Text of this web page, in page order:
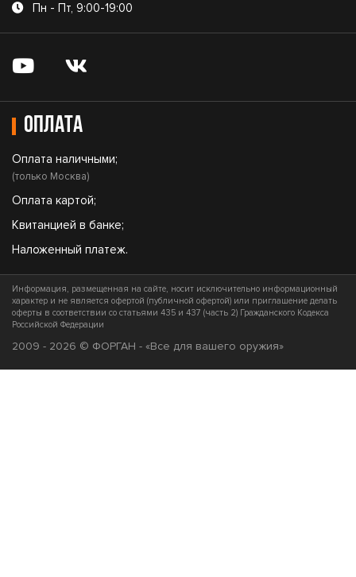
Пн - Пт, 9:00-19:00
Оплата
Оплата наличными;
(только Москва)
Оплата картой;
Квитанцией в банке;
Наложенный платеж.
Информация, размещенная на сайте, носит исключительно информационный
характер и не является офертой (публичной офертой) или приглашение делать
оферты в соответствии со статьями 435 и 437 (часть 2) Гражданского Кодекса
Российской Федерации
2009 - 2026 © ФОРГАН - «Все для вашего оружия»